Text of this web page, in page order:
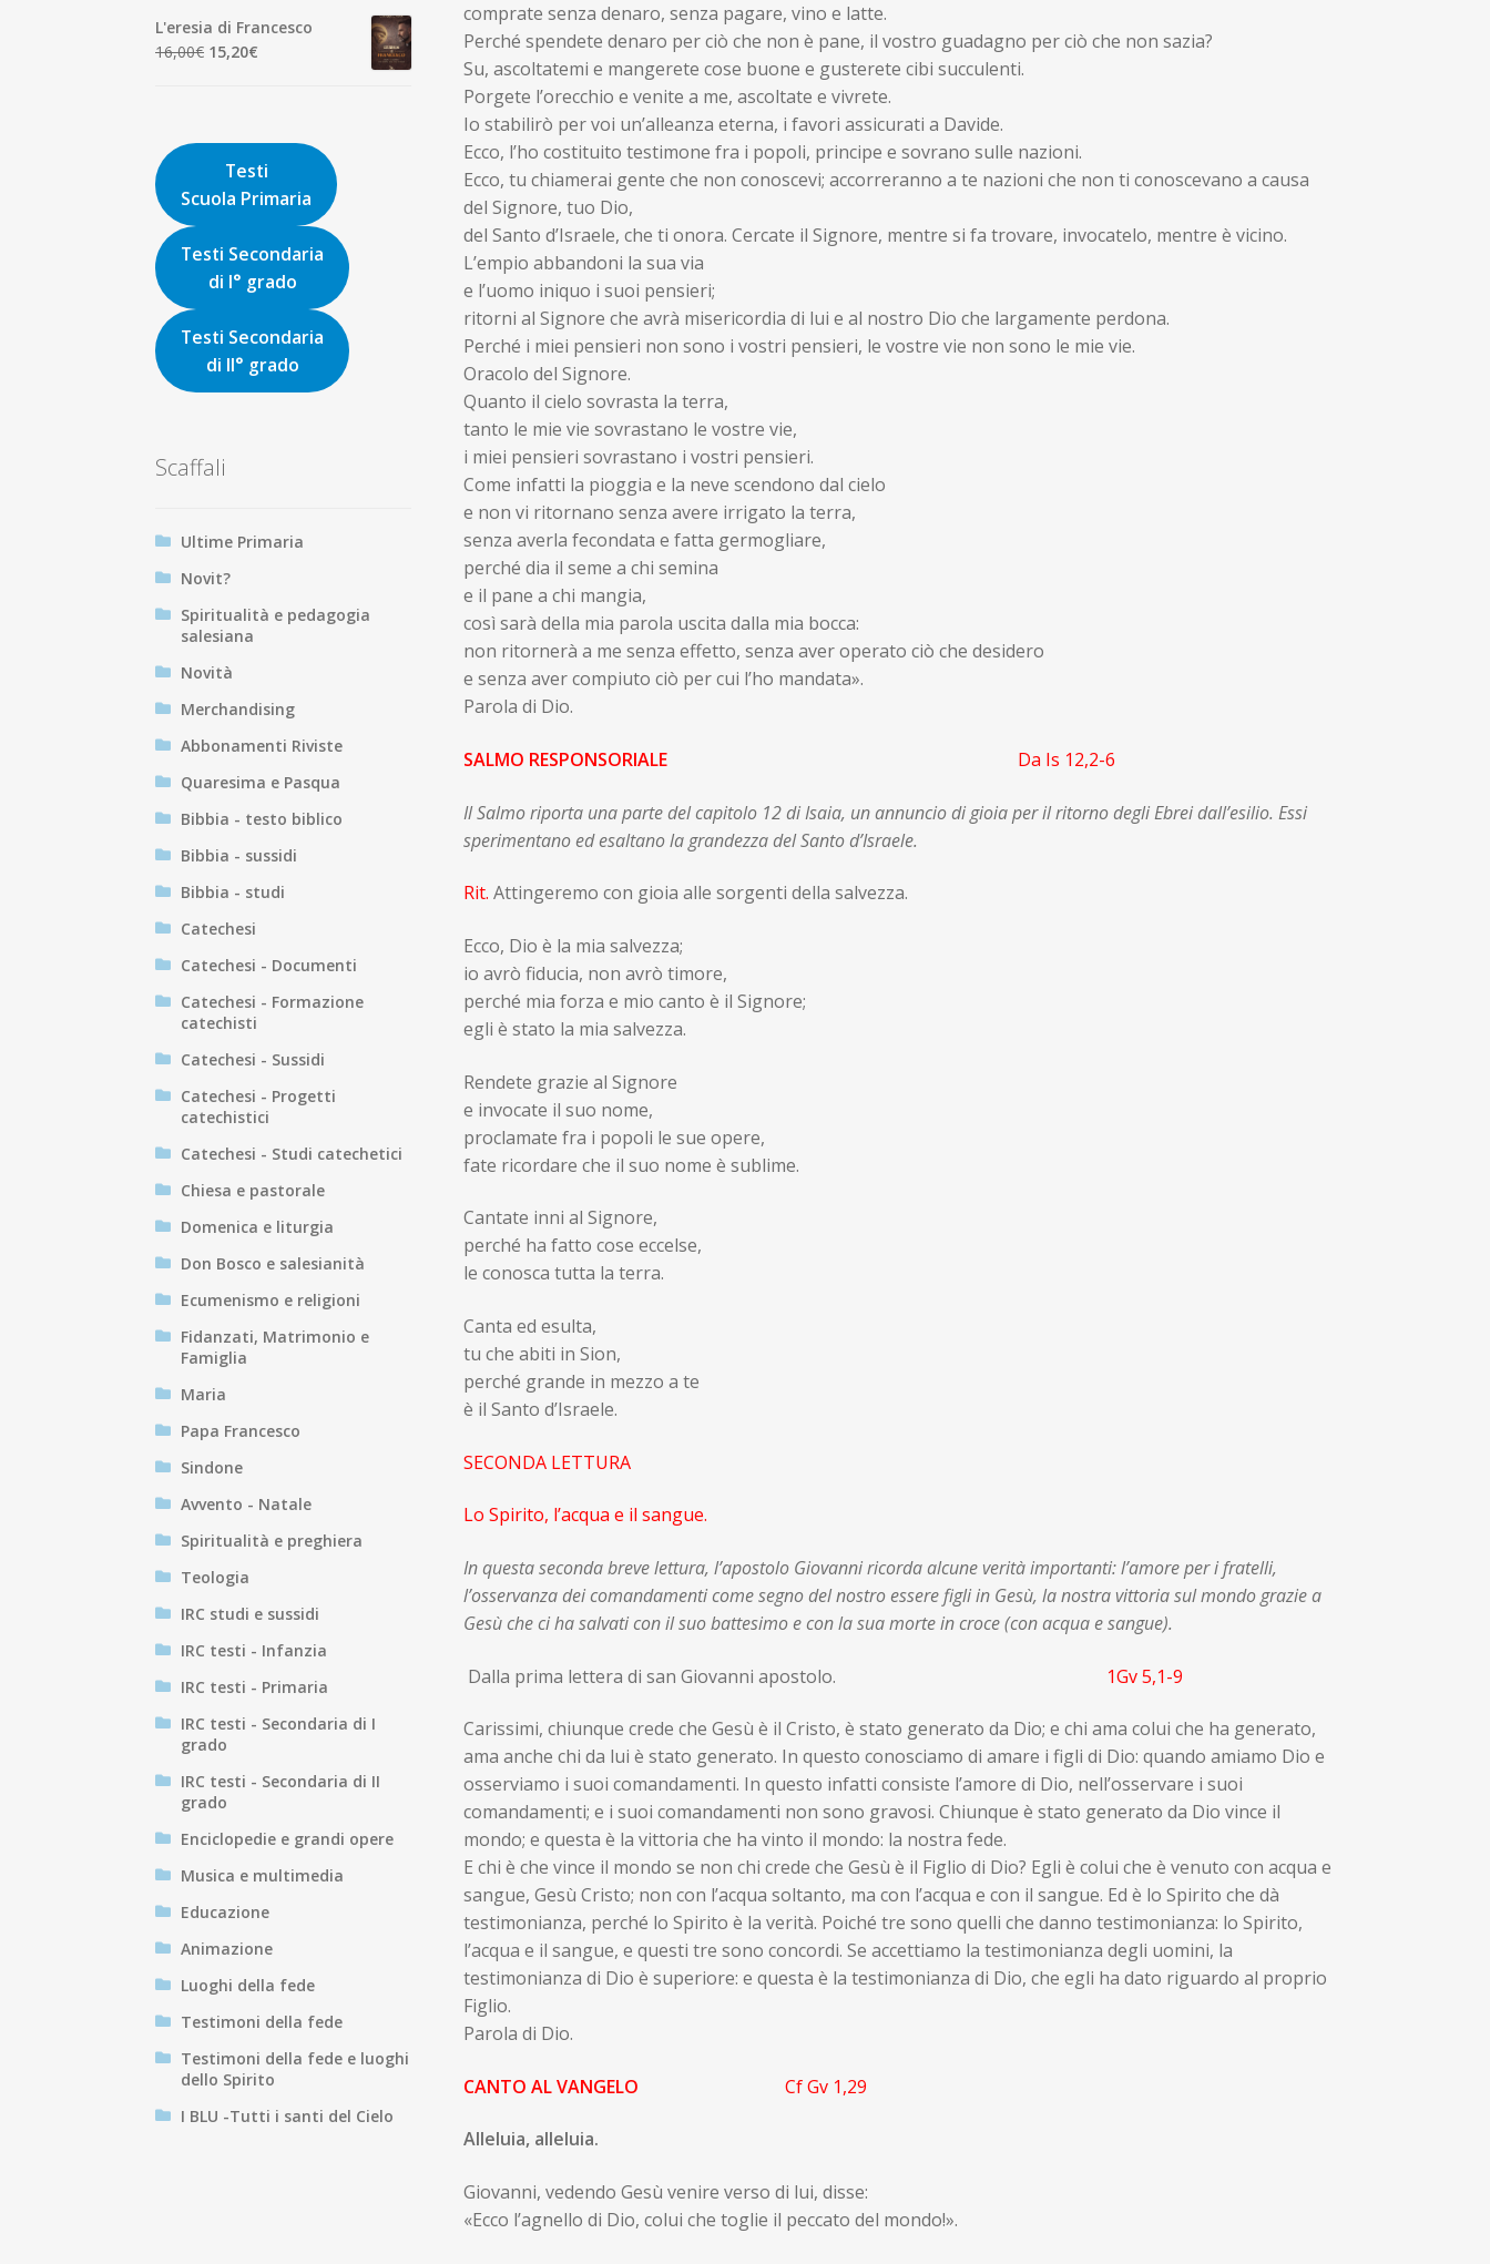
comprate senza denaro, senza pagare, vino e latte.
Perché spendete denaro per ciò che non è pane, il vostro guadagno per ciò che non sazia?
Su, ascoltatemi e mangerete cose buone e gusterete cibi succulenti.
Porgete l’orecchio e venite a me, ascoltate e vivrete.
Io stabilirò per voi un’alleanza eterna, i favori assicurati a Davide.
Ecco, l’ho costituito testimone fra i popoli, principe e sovrano sulle nazioni.
Ecco, tu chiamerai gente che non conoscevi; accorreranno a te nazioni che non ti conoscevano a causa
del Signore, tuo Dio,
del Santo d’Israele, che ti onora. Cercate il Signore, mentre si fa trovare, invocatelo, mentre è vicino.
L’empio abbandoni la sua via
e l’uomo iniquo i suoi pensieri;
ritorni al Signore che avrà misericordia di lui e al nostro Dio che largamente perdona.
Perché i miei pensieri non sono i vostri pensieri, le vostre vie non sono le mie vie.
Oracolo del Signore.
Quanto il cielo sovrasta la terra,
tanto le mie vie sovrastano le vostre vie,
i miei pensieri sovrastano i vostri pensieri.
Come infatti la pioggia e la neve scendono dal cielo
e non vi ritornano senza avere irrigato la terra,
senza averla fecondata e fatta germogliare,
perché dia il seme a chi semina
e il pane a chi mangia,
così sarà della mia parola uscita dalla mia bocca:
non ritornerà a me senza effetto, senza aver operato ciò che desidero
e senza aver compiuto ciò per cui l’ho mandata».
Parola di Dio.
SALMO RESPONSORIALE Da Is 12,2-6
Il Salmo riporta una parte del capitolo 12 di Isaia, un annuncio di gioia per il ritorno degli Ebrei dall’esilio. Essi
sperimentano ed esaltano la grandezza del Santo d’Israele.
Rit. Attingeremo con gioia alle sorgenti della salvezza.
Ecco, Dio è la mia salvezza;
io avrò fiducia, non avrò timore,
perché mia forza e mio canto è il Signore;
egli è stato la mia salvezza.
Rendete grazie al Signore
e invocate il suo nome,
proclamate fra i popoli le sue opere,
fate ricordare che il suo nome è sublime.
Cantate inni al Signore,
perché ha fatto cose eccelse,
le conosca tutta la terra.
Canta ed esulta,
tu che abiti in Sion,
perché grande in mezzo a te
è il Santo d’Israele.
SECONDA LETTURA
Lo Spirito, l’acqua e il sangue.
In questa seconda breve lettura, l’apostolo Giovanni ricorda alcune verità importanti: l’amore per i fratelli,
l’osservanza dei comandamenti come segno del nostro essere figli in Gesù, la nostra vittoria sul mondo grazie a
Gesù che ci ha salvati con il suo battesimo e con la sua morte in croce (con acqua e sangue).
Dalla prima lettera di san Giovanni apostolo. 1Gv 5,1-9
Carissimi, chiunque crede che Gesù è il Cristo, è stato generato da Dio; e chi ama colui che ha generato,
ama anche chi da lui è stato generato. In questo conosciamo di amare i figli di Dio: quando amiamo Dio e
osserviamo i suoi comandamenti. In questo infatti consiste l’amore di Dio, nell’osservare i suoi
comandamenti; e i suoi comandamenti non sono gravosi. Chiunque è stato generato da Dio vince il
mondo; e questa è la vittoria che ha vinto il mondo: la nostra fede.
E chi è che vince il mondo se non chi crede che Gesù è il Figlio di Dio? Egli è colui che è venuto con acqua e
sangue, Gesù Cristo; non con l’acqua soltanto, ma con l’acqua e con il sangue. Ed è lo Spirito che dà
testimonianza, perché lo Spirito è la verità. Poiché tre sono quelli che danno testimonianza: lo Spirito,
l’acqua e il sangue, e questi tre sono concordi. Se accettiamo la testimonianza degli uomini, la
testimonianza di Dio è superiore: e questa è la testimonianza di Dio, che egli ha dato riguardo al proprio
Figlio.
Parola di Dio.
CANTO AL VANGELO Cf Gv 1,29
Alleluia, alleluia.
Giovanni, vedendo Gesù venire verso di lui, disse:
«Ecco l’agnello di Dio, colui che toglie il peccato del mondo!».
originale
era:
9,00€.
attuale
è:
L'eresia di Francesco
16,00€ Il
16,00€.
15,20€
15,20€.
Testi
Scuola Primaria
Testi Secondaria
di I° grado
Testi Secondaria
di II° grado
Scaffali
Ultime Primaria
Novit?
Spiritualità e pedagogia
salesiana
Novità
Merchandising
Abbonamenti Riviste
Quaresima e Pasqua
Bibbia - testo biblico
Bibbia - sussidi
Bibbia - studi
Catechesi
Catechesi - Documenti
Catechesi - Formazione
catechisti
Catechesi - Sussidi
Catechesi - Progetti
catechistici
Catechesi - Studi catechetici
Chiesa e pastorale
Domenica e liturgia
Don Bosco e salesianità
Ecumenismo e religioni
Fidanzati, Matrimonio e
Famiglia
Maria
Papa Francesco
Sindone
Avvento - Natale
Spiritualità e preghiera
Teologia
IRC studi e sussidi
IRC testi - Infanzia
IRC testi - Primaria
IRC testi - Secondaria di I
grado
IRC testi - Secondaria di II
grado
Enciclopedie e grandi opere
Musica e multimedia
Educazione
Animazione
Luoghi della fede
Testimoni della fede
Testimoni della fede e luoghi
dello Spirito
I BLU -Tutti i santi del Cielo